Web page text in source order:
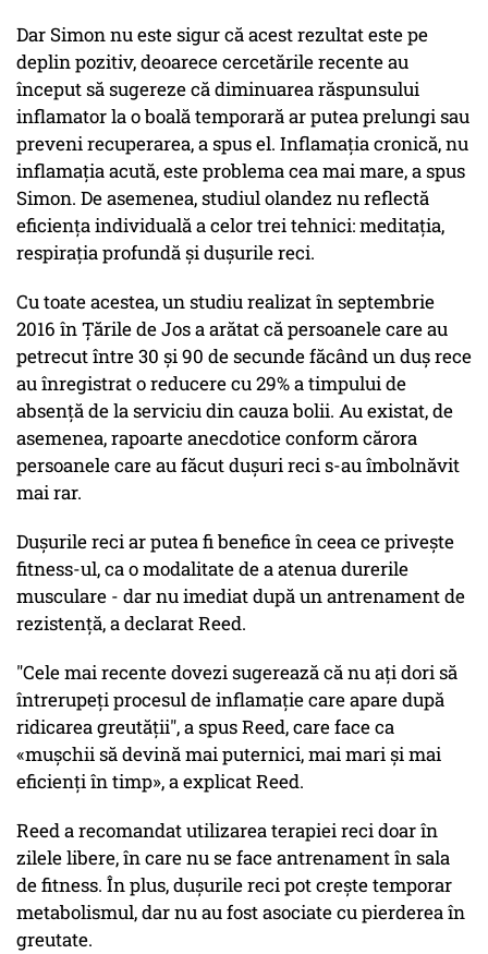
Dar Simon nu este sigur că acest rezultat este pe
deplin pozitiv, deoarece cercetările recente au
început să sugereze că diminuarea răspunsului
inflamator la o boală temporară ar putea prelungi sau
preveni recuperarea, a spus el. Inflamația cronică, nu
inflamația acută, este problema cea mai mare, a spus
Simon. De asemenea, studiul olandez nu reflectă
eficiența individuală a celor trei tehnici: meditația,
respirația profundă și dușurile reci.
Cu toate acestea, un studiu realizat în septembrie
2016 în Țările de Jos a arătat că persoanele care au
petrecut între 30 și 90 de secunde făcând un duș rece
au înregistrat o reducere cu 29% a timpului de
absență de la serviciu din cauza bolii. Au existat, de
asemenea, rapoarte anecdotice conform cărora
persoanele care au făcut dușuri reci s-au îmbolnăvit
mai rar.
Dușurile reci ar putea fi benefice în ceea ce privește
fitness-ul, ca o modalitate de a atenua durerile
musculare - dar nu imediat după un antrenament de
rezistență, a declarat Reed.
"Cele mai recente dovezi sugerează că nu ați dori să
întrerupeți procesul de inflamație care apare după
ridicarea greutății", a spus Reed, care face ca
«mușchii să devină mai puternici, mai mari și mai
eficienți în timp», a explicat Reed.
Reed a recomandat utilizarea terapiei reci doar în
zilele libere, în care nu se face antrenament în sala
de fitness. În plus, dușurile reci pot crește temporar
metabolismul, dar nu au fost asociate cu pierderea în
greutate.